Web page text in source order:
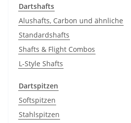
Dartshafts
Alushafts, Carbon und ähnliche
Standardshafts
Shafts & Flight Combos
L-Style Shafts
Dartspitzen
Softspitzen
Stahlspitzen